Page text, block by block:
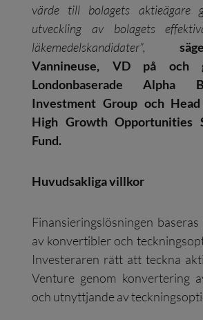
värde till bolagets aktieägare
utveckling av bolagets
läkemedelskandidater”,
Vannineuse, VD på och
Londonbaserade Alpha
Investment Group och
High Growth Opportunities
Fund.
Huvudsakliga villkor
Finansieringslösningen
av konvertibler och
Investeraren rätt att teckna
Venture genom konvertering
och utnyttjande av